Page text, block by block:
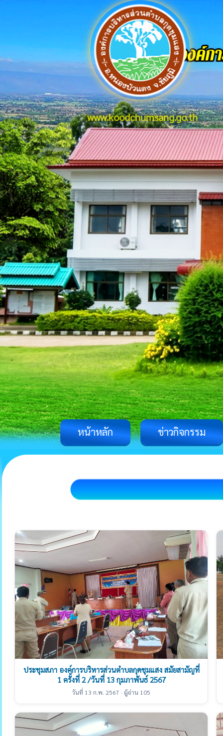
www.koodchumsang.go.th
หน้าหลัก ข่าวกิจกรรม
ประชุมสภา องค์การบริหารส่วนตำบลกุดชุมแสง สมัยสามัญที่
1 ครั้งที่ 2 /วันที่ 13 กุมภาพันธ์ 2567
วันที่ 13 ก.พ. 2567 · ผู้อ่าน 105